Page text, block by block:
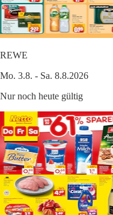
REWE
Mo. 3.8. - Sa. 8.8.2026
Nur noch heute gültig